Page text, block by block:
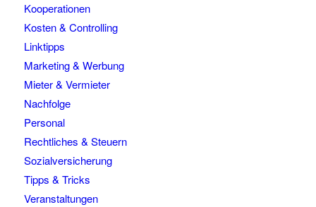
Kooperationen
Kosten & Controlling
Linktipps
Marketing & Werbung
Mieter & Vermieter
Nachfolge
Personal
Rechtliches & Steuern
Sozialversicherung
Tipps & Tricks
Veranstaltungen